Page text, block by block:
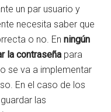
un par usuario y
necesita saber que
o no. Enningún
la contraseña para
se va a implementar
En el caso de los
las